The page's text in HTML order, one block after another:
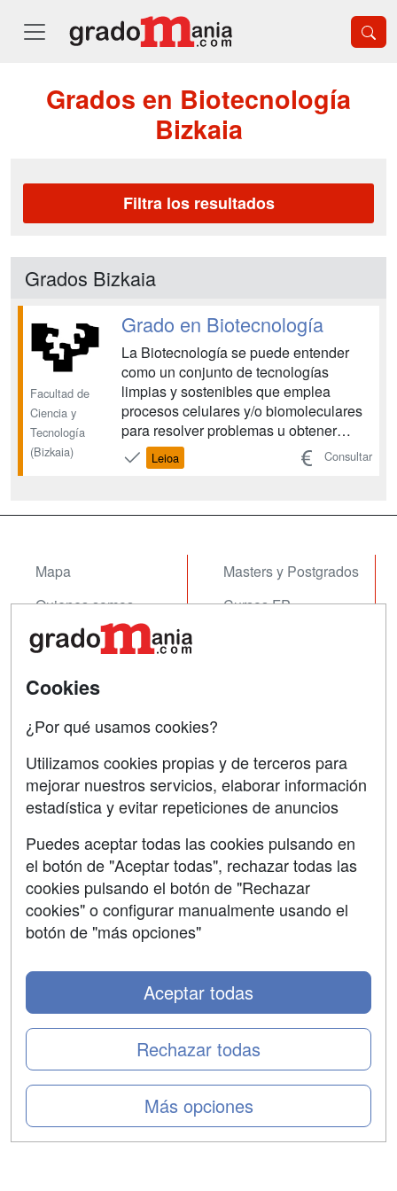
Grados en Biotecnología
Bizkaia
Filtra los resultados
Grados Bizkaia
Facultad de
Ciencia y
Tecnología
(Bizkaia)
Grado en Biotecnología
La Biotecnología se puede entender
como un conjunto de tecnologías
limpias y sostenibles que emplea
procesos celulares y/o biomoleculares
para resolver problemas u obtener
productos de valor añadido a escala
industrial. El Grado en Biotecnología
Leioa Consultar
Mapa
Quienes somos
Tarifas publicidad
Masters y Postgrados
Cursos FP
Contactar
Confidencialidad
Copyleft
SÍGUENOS EN:
Cookies
¿Por qué usamos cookies?
Utilizamos cookies propias y de terceros para
mejorar nuestros servicios, elaborar información
estadística y evitar repeticiones de anuncios
Puedes aceptar todas las cookies pulsando en
el botón de "Aceptar todas", rechazar todas las
cookies pulsando el botón de "Rechazar
cookies" o configurar manualmente usando el
botón de "más opciones"
Más opciones
Rechazar todas
Aceptar todas